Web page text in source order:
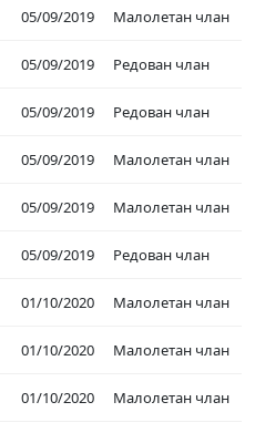
05/09/2019 Малолетан члан
05/09/2019 Редован члан
05/09/2019 Редован члан
05/09/2019 Малолетан члан
05/09/2019 Малолетан члан
05/09/2019 Редован члан
01/10/2020 Малолетан члан
01/10/2020 Малолетан члан
01/10/2020 Малолетан члан